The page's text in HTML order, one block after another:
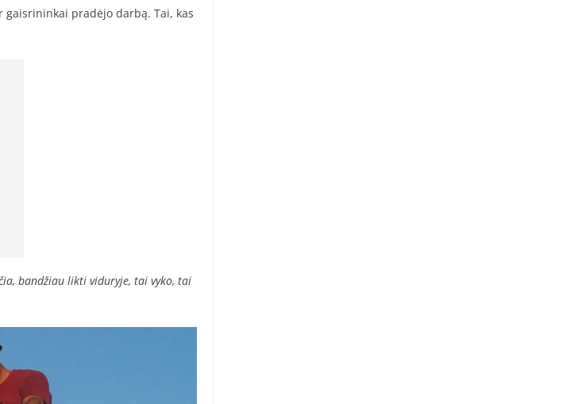
pradėjo darbą. Tai, kas
bandžiau likti viduryje, tai vyko, tai